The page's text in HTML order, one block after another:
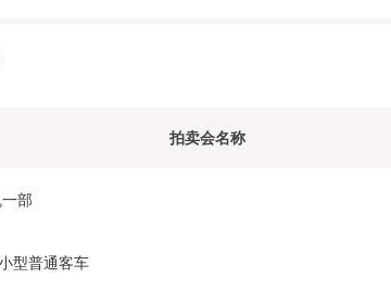
拍卖会名称
部
型普通客车